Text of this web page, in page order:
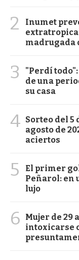
2
Inumet
madrugada
3
"Perdí
de una
su casa
4 Sorteo del 5
agosto de
aciertos
5
El primer
Peñarol: en
lujo
6
Mujer de 29
intoxicarse